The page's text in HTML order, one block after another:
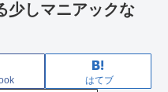
少しマニアックな
はてブ